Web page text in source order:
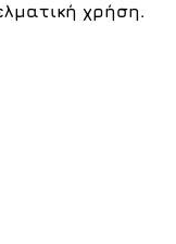
χρήση.